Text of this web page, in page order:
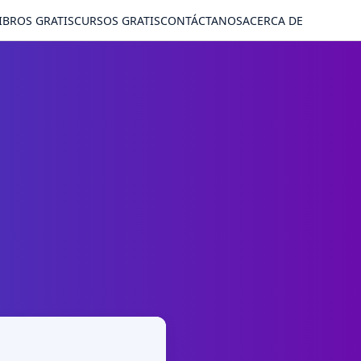
GRATISCURSOS GRATISCONTÁCTANOSACERCA DE